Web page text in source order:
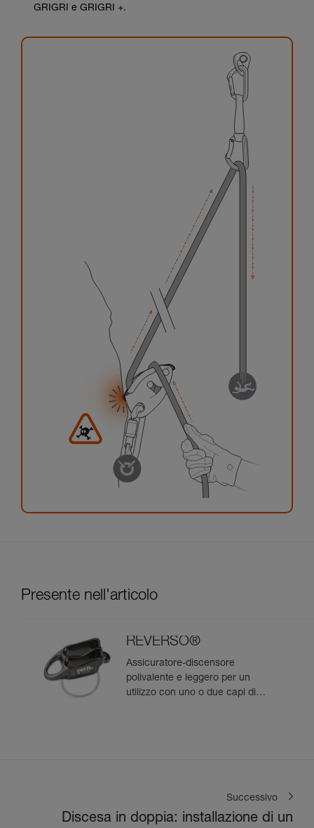
GRIGRI e GRIGRI +.
Presente nell'articolo
REVERSO®
Assicuratore-discensore
polivalente e leggero per un
utilizzo con uno o due capi di
Successivo
Discesa in doppia: installazione di un